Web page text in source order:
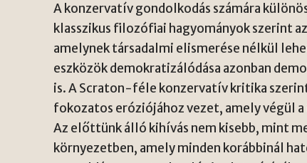
A konzervatív gondolkodás számára
klasszikus filozófiai hagyományok szerint
amelynek társadalmi elismerése nélkül
eszközök demokratizálódása azonban
is. A Scraton-féle konzervatív kritika
fokozatos eróziójához vezet, amely végül
Az előttünk álló kihívás nem kisebb, mint
környezetben, amely minden korábbinál